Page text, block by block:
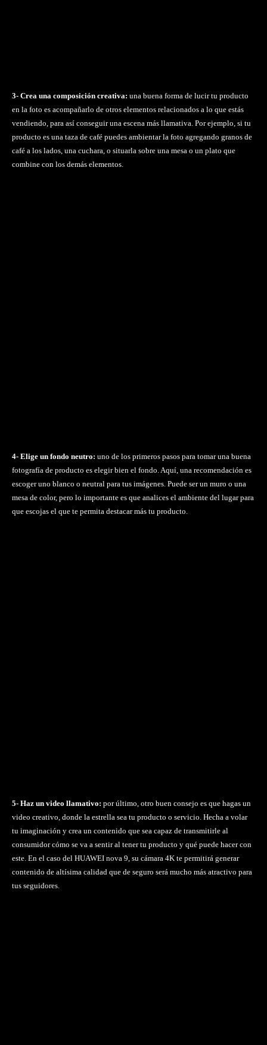
3- Crea una composición creativa: una buena forma de lucir tu producto
en la foto es acompañarlo de otros elementos relacionados a lo que estás
vendiendo, para así conseguir una escena más llamativa. Por ejemplo, si tu
producto es una taza de café puedes ambientar la foto agregando granos de
café a los lados, una cuchara, o situarla sobre una mesa o un plato que
combine con los demás elementos.
4- Elige un fondo neutro: uno de los primeros pasos para tomar una buena
fotografía de producto es elegir bien el fondo. Aquí, una recomendación es
escoger uno blanco o neutral para tus imágenes. Puede ser un muro o una
mesa de color, pero lo importante es que analices el ambiente del lugar para
que escojas el que te permita destacar más tu producto.
5- Haz un video llamativo: por último, otro buen consejo es que hagas un
video creativo, donde la estrella sea tu producto o servicio. Hecha a volar
tu imaginación y crea un contenido que sea capaz de transmitirle al
consumidor cómo se va a sentir al tener tu producto y qué puede hacer con
este. En el caso del HUAWEI nova 9, su cámara 4K te permitirá generar
contenido de altísima calidad que de seguro será mucho más atractivo para
tus seguidores.